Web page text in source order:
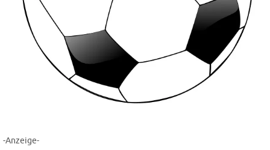
-Anzeige-